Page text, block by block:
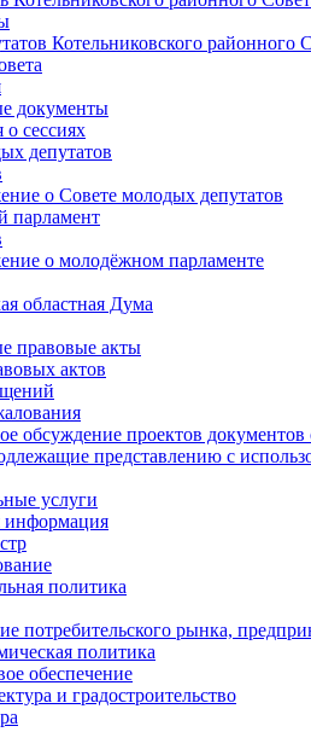
Котельниковского районного
документы
сессиях
депутатов
о Совете молодых депутатов
парламент
о молодёжном парламенте
областная Дума
правовые акты
актов
обсуждение проектов документов
представлению с
услуги
политика
потребительского рынка,
политика
обеспечение
и градостроительство